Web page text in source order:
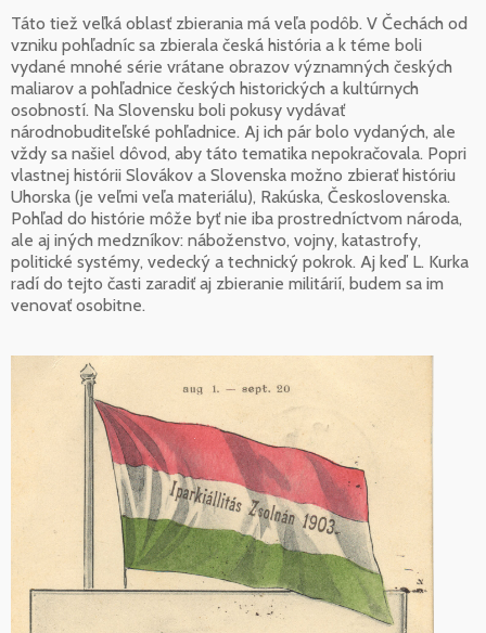
Táto tiež veľká oblasť zbierania má veľa podôb. V Čechách od
vzniku pohľadníc sa zbierala česká história a k téme boli
vydané mnohé série vrátane obrazov významných českých
maliarov a pohľadnice českých historických a kultúrnych
osobností. Na Slovensku boli pokusy vydávať
národnobuditeľské pohľadnice. Aj ich pár bolo vydaných, ale
vždy sa našiel dôvod, aby táto tematika nepokračovala. Popri
vlastnej histórii Slovákov a Slovenska možno zbierať históriu
Uhorska (je veľmi veľa materiálu), Rakúska, Československa.
Pohľad do histórie môže byť nie iba prostredníctvom národa,
ale aj iných medzníkov: náboženstvo, vojny, katastrofy,
politické systémy, vedecký a technický pokrok. Aj keď L. Kurka
radí do tejto časti zaradiť aj zbieranie militárií, budem sa im
venovať osobitne.